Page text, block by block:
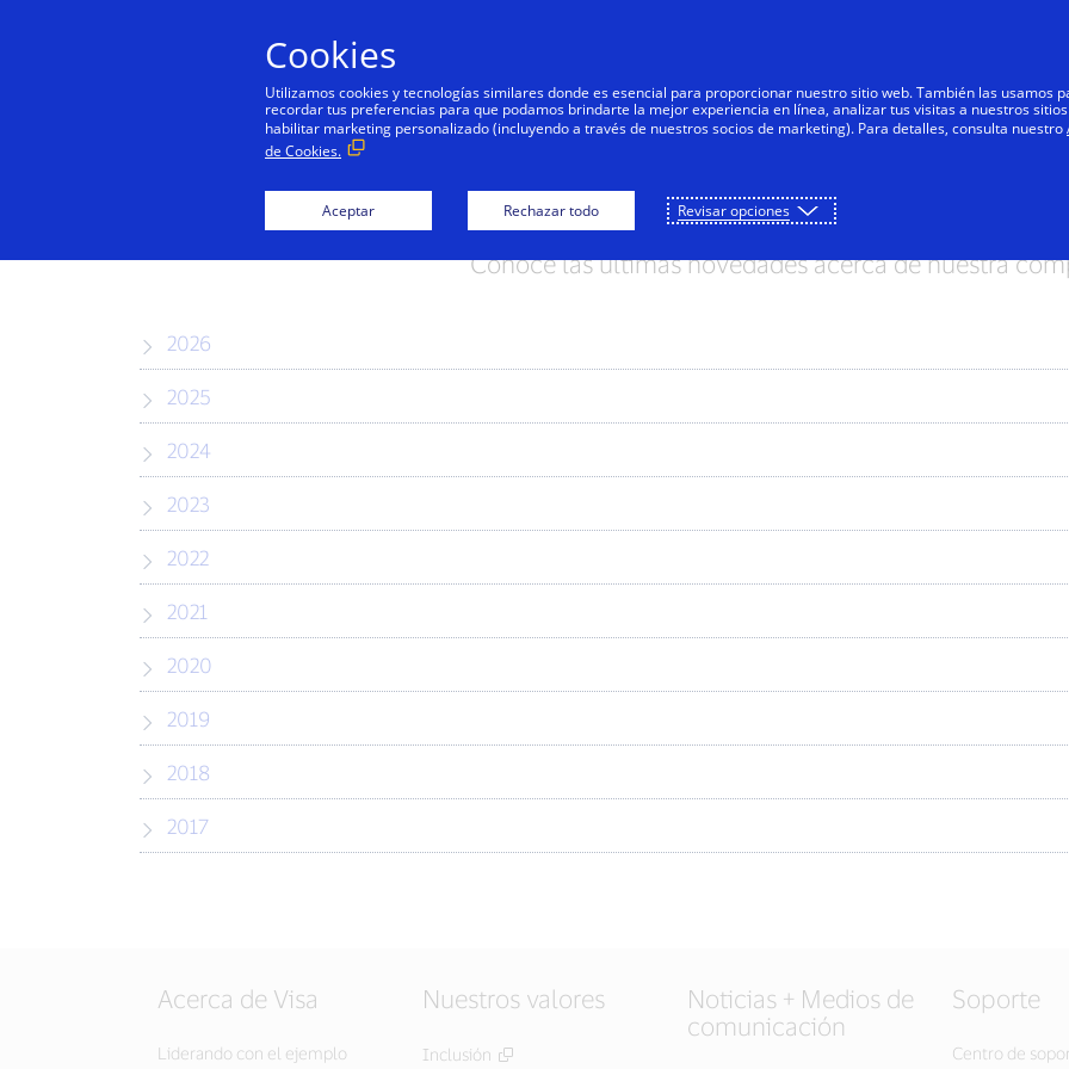
Personas Negocios Innovadores
Notas de prensa
Conoce las últimas novedades acerca de nuestra
2026
2025
2024
2023
2022
2021
2020
2019
2018
2017
Acerca de Visa
Liderando con el ejemplo
Nuestros valores
Inclusión
Noticias + Medios de
comunicación
Soporte
Centro de
Cookies
Utilizamos cookies y tecnologías similares donde es esencial para proporcionar nuestro sitio web. También las usamos
recordar tus preferencias para que podamos brindarte la mejor experiencia en línea, analizar tus visitas a nuestros
habilitar marketing personalizado (incluyendo a través de nuestros socios de marketing). Para detalles, consulta nuestro
de Cookies.
Aceptar Rechazar todo Revisar opciones